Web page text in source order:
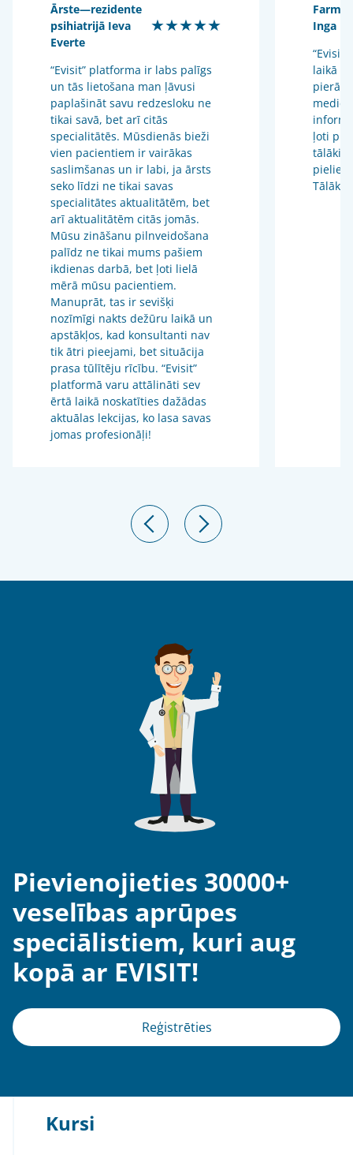
Ārste—rezidente
psihiatrijā Ieva
Everte
★★★★★
“Evisit” platforma ir labs palīgs
un tās lietošana man ļāvusi
paplašināt savu redzesloku ne
tikai savā, bet arī citās
specialitātēs. Mūsdienās bieži
vien pacientiem ir vairākas
saslimšanas un ir labi, ja ārsts
seko līdzi ne tikai savas
specialitātes aktualitātēm, bet
arī aktualitātēm citās jomās.
Mūsu zināšanu pilnveidošana
palīdz ne tikai mums pašiem
ikdienas darbā, bet ļoti lielā
mērā mūsu pacientiem.
Manuprāt, tas ir sevišķi
nozīmīgi nakts dežūru laikā un
apstākļos, kad konsultanti nav
tik ātri pieejami, bet situācija
prasa tūlītēju rīcību. “Evisit”
platformā varu attālināti sev
ērtā laikā noskatīties dažādas
aktuālas lekcijas, ko lasa savas
jomas profesionāļi!
Inga
laikā
ļoti
Pievienojieties 30000+
veselības aprūpes
speciālistiem, kuri aug
kopā ar EVISIT!
Reģistrēties
Kursi